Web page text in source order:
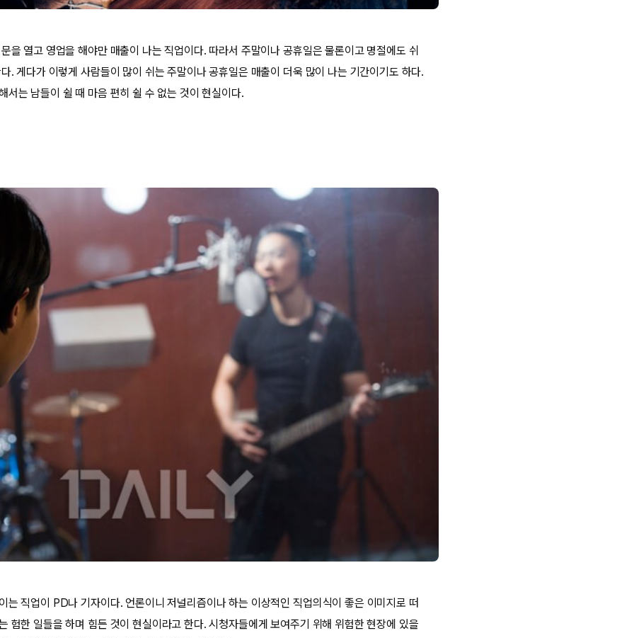
을 열고 영업을 해야만 매출이 나는 직업이다. 따라서 주말이나 공휴일은 물론이고 명절에도 쉬
. 게다가 이렇게 사람들이 많이 쉬는 주말이나 공휴일은 매출이 더욱 많이 나는 기간이기도 하다.
서는 남들이 쉴 때 마음 편히 쉴 수 없는 것이 현실이다.
는 직업이 PD나 기자이다. 언론이니 저널리즘이나 하는 이상적인 직업의식이 좋은 이미지로 떠
험한 일들을 하며 힘든 것이 현실이라고 한다. 시청자들에게 보여주기 위해 위험한 현장에 있을